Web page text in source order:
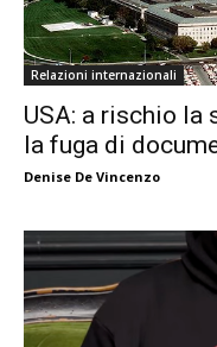
Relazioni internazionali
USA: a rischio la
la fuga di
Denise De Vincenzo